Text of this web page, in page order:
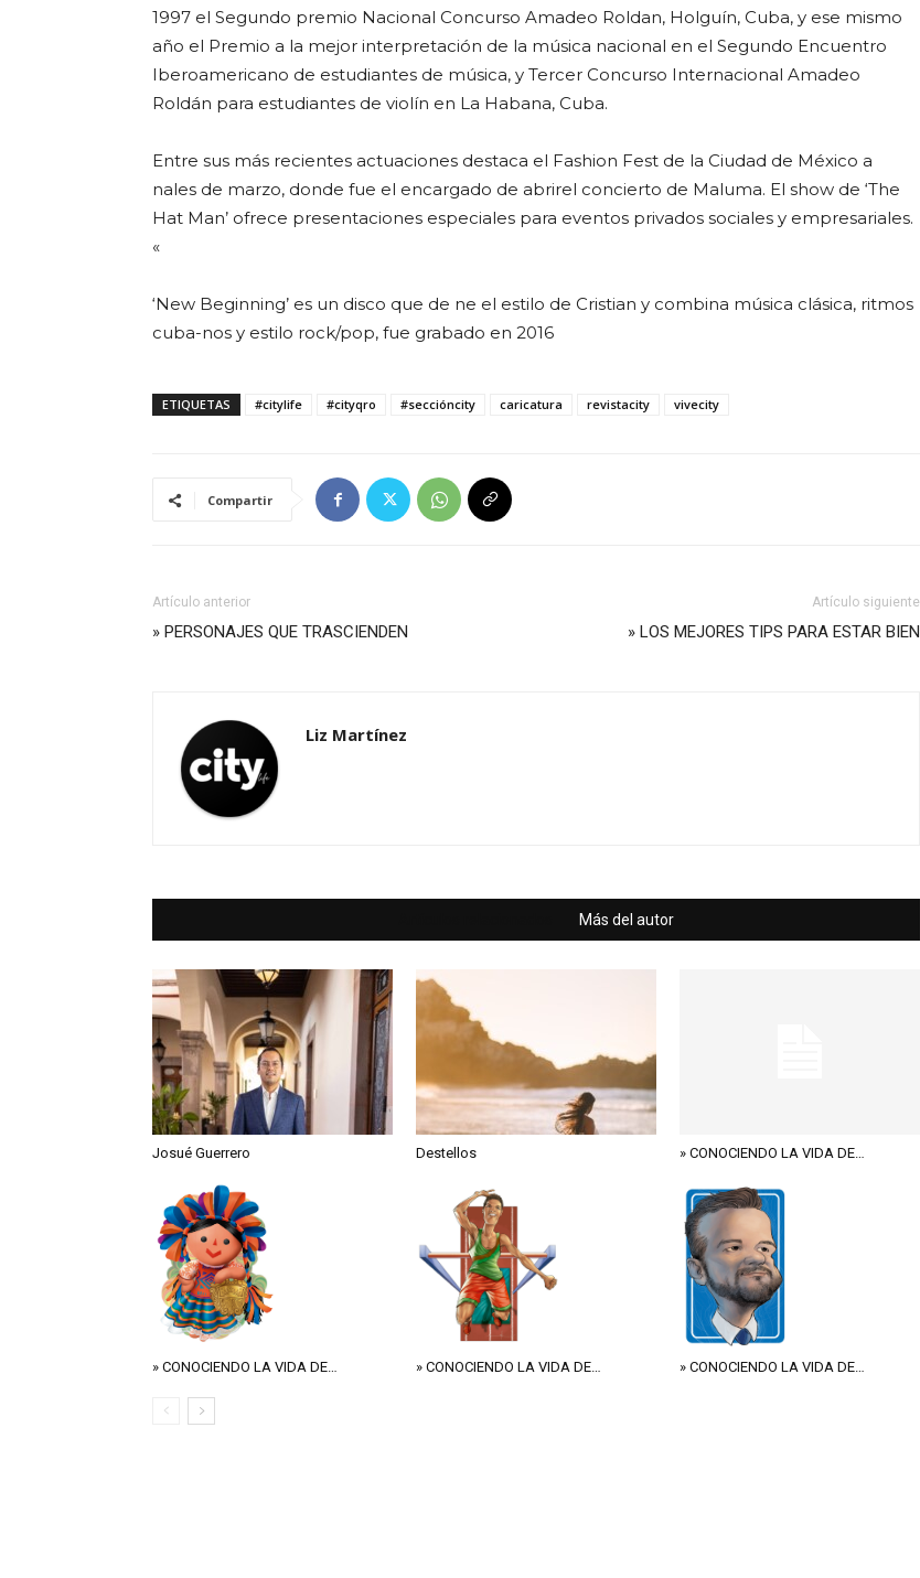
1997 el Segundo premio Nacional Concurso Amadeo Roldan, Holguín, Cuba, y ese mismo
año el Premio a la mejor interpretación de la música nacional en el Segundo Encuentro
Iberoamericano de estudiantes de música, y Tercer Concurso Internacional Amadeo
Roldán para estudiantes de violín en La Habana, Cuba.
Entre sus más recientes actuaciones destaca el Fashion Fest de la Ciudad de México a
nales de marzo, donde fue el encargado de abrirel concierto de Maluma. El show de ‘The
Hat Man’ ofrece presentaciones especiales para eventos privados sociales y empresariales.
«
‘New Beginning’ es un disco que de ne el estilo de Cristian y combina música clásica, ritmos
cuba-nos y estilo rock/pop, fue grabado en 2016
ETIQUETAS #citylife #cityqro #seccióncity caricatura revistacity vivecity
Compartir
Artículo anterior
» PERSONAJES QUE TRASCIENDEN
Artículo siguiente
» LOS MEJORES TIPS PARA ESTAR BIEN
Liz Martínez
Más del autor
Josué Guerrero Destellos » CONOCIENDO LA VIDA DE…
» CONOCIENDO LA VIDA DE… » CONOCIENDO LA VIDA DE… » CONOCIENDO LA VIDA DE…